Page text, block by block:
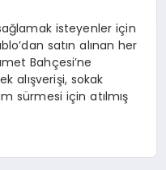
isteyenler için
satın alınan her
Bahçesi’ne
alışverişi, sokak
sürmesi için atılmış